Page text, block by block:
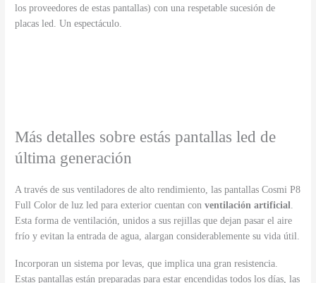
los proveedores de estas pantallas) con una respetable sucesión de
placas led. Un espectáculo.
Más detalles sobre estás pantallas led de
última generación
A través de sus ventiladores de alto rendimiento, las pantallas Cosmi P8
Full Color de luz led para exterior cuentan conventilación artificial
Esta forma de ventilación, unidos a sus rejillas que dejan pasar el aire
frío y evitan la entrada de agua, alargan considerablemente su vida útil.
Incorporan un sistema por levas, que implica una gran resistencia.
Estas pantallas están preparadas para estar encendidas todos los días, las